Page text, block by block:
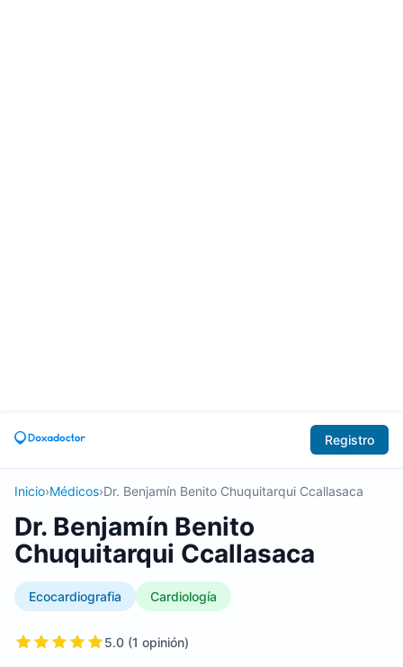
Registro
Inicio›Médicos›Dr. Benjamín Benito Chuquitarqui Ccallasaca
Dr. Benjamín Benito
Chuquitarqui Ccallasaca
Ecocardiografia Cardiología
5.0 (1 opinión)